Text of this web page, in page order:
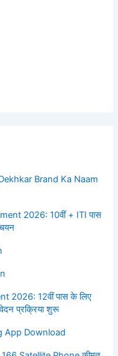
Brand Ka Naam
2026: 10वीं + ITI पास
चयन
2026: 12वीं पास के लिए
प्रक्रिया शुरू
App Download